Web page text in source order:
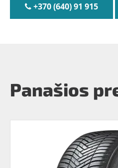
+370 (640) 91 915
Panašios